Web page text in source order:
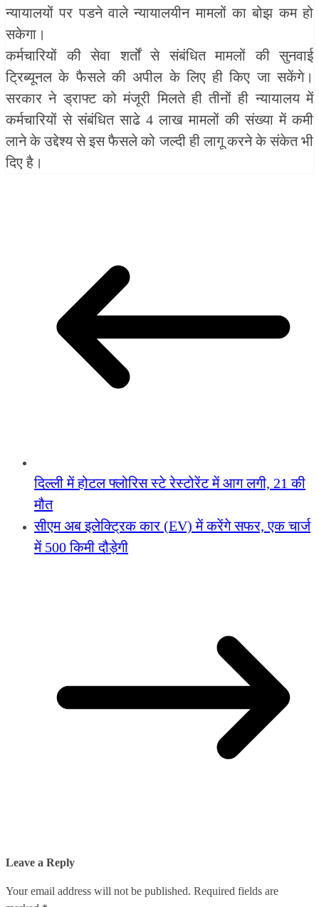
न्यायालयों पर पडने वाले न्यायालयीन मामलों का बोझ कम हो
सकेगा।
कर्मचारियों की सेवा शर्तों से संबंधित मामलों की सुनवाई
ट्रिब्यूनल के फैसले की अपील के लिए ही किए जा सकेंगे।
सरकार ने ड्राफ्ट को मंजूरी मिलते ही तीनों ही न्यायालय में
कर्मचारियों से संबंधित साढे 4 लाख मामलों की संख्या में कमी
लाने के उद्देश्य से इस फैसले को जल्दी ही लागू करने के संकेत भी
दिए है।
दिल्ली में होटल फ्लोरिस स्टे रेस्टोरेंट में आग लगी, 21 की
मौत
सीएम अब इलेक्ट्रिक कार (EV) में करेंगे सफर, एक चार्ज
में 500 किमी दौड़ेगी
Leave a Reply
Your email address will not be published. Required fields are